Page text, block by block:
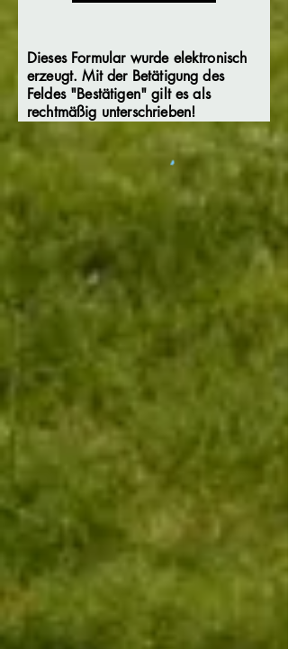
d
Dieses Formular wurde elektronisch
erzeugt. Mit der Betätigung des
Feldes "Bestätigen" gilt es als
rechtmäßig unterschrieben!